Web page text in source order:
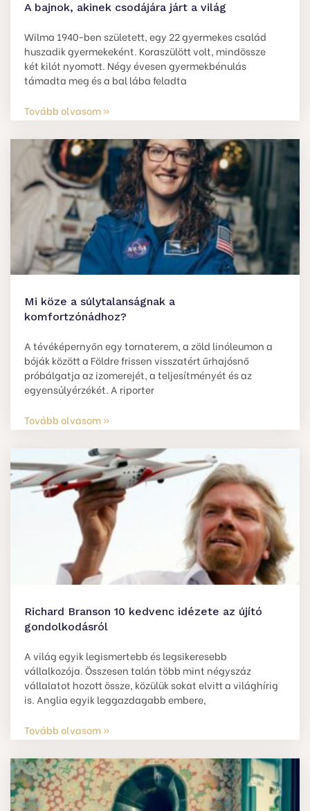
A bajnok, akinek csodájára járt a világ
Wilma 1940-ben született, egy 22 gyermekes család
huszadik gyermekeként. Koraszülött volt, mindössze
két kilót nyomott. Négy évesen gyermekbénulás
támadta meg és a bal lába feladta
Tovább olvasom »
Mi köze a súlytalanságnak a
komfortzónádhoz?
A tévéképernyőn egy tornaterem, a zöld linóleumon a
bóják között a Földre frissen visszatért űrhajósnő
próbálgatja az izomerejét, a teljesítményét és az
egyensúlyérzékét. A riporter
Tovább olvasom »
Richard Branson 10 kedvenc idézete az újító
gondolkodásról
A világ egyik legismertebb és legsikeresebb
vállalkozója. Összesen talán több mint négyszáz
vállalatot hozott össze, közülük sokat elvitt a világhírig
is. Anglia egyik leggazdagabb embere,
Tovább olvasom »